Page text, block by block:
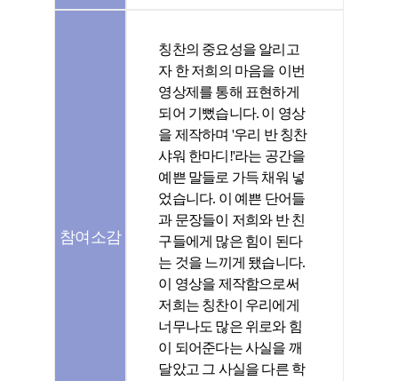
참여소감
칭찬의 중요성을 알리고
자 한 저희의 마음을 이번
영상제를 통해 표현하게
되어 기뻤습니다. 이 영상
을 제작하며 '우리 반 칭찬
샤워 한마디!'라는 공간을
예쁜 말들로 가득 채워 넣
었습니다. 이 예쁜 단어들
과 문장들이 저희와 반 친
구들에게 많은 힘이 된다
는 것을 느끼게 됐습니다.
이 영상을 제작함으로써
저희는 칭찬이 우리에게
너무나도 많은 위로와 힘
이 되어준다는 사실을 깨
달았고 그 사실을 다른 학